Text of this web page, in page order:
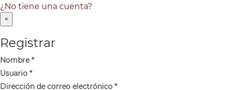
¿No tiene una cuenta?
×
Registrar
Nombre*
Usuario *
Dirección de correo electrónico *